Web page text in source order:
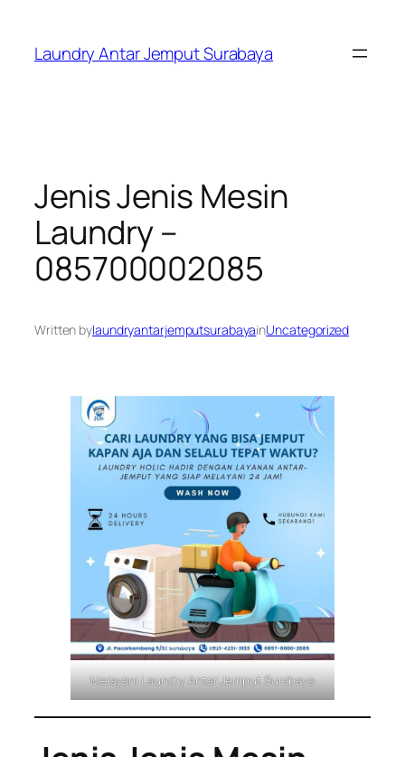
content
Laundry Antar Jemput Surabaya
Jenis Jenis Mesin
Laundry –
085700002085
Written bylaundryantarjemputsurabayainUncategorized
Melayani Laundry Antar Jemput Surabaya